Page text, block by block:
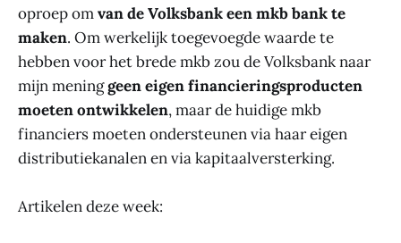
oproep omvan de Volksbank een mkb bank te
maken. Om werkelijk toegevoegde waarde te
hebben voor het brede mkb zou de Volksbank naar
mijn meninggeen eigen financieringsproducten
moeten ontwikkelen, maar de huidige mkb
financiers moeten ondersteunen via haar eigen
distributiekanalen en via kapitaalversterking.
Artikelen deze week: